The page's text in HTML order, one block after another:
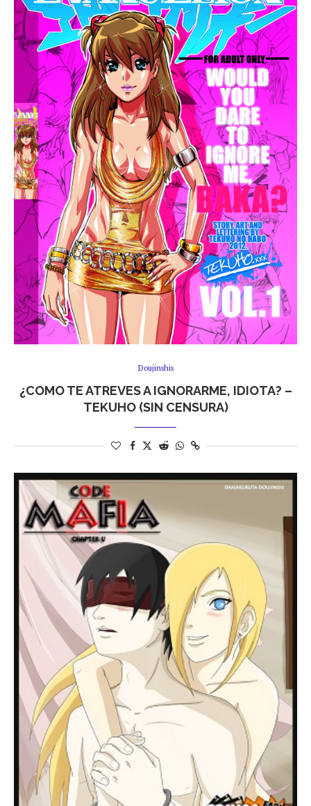
Doujinshis
¿COMO TE ATREVES A IGNORARME, IDIOTA? –
TEKUHO (SIN CENSURA)